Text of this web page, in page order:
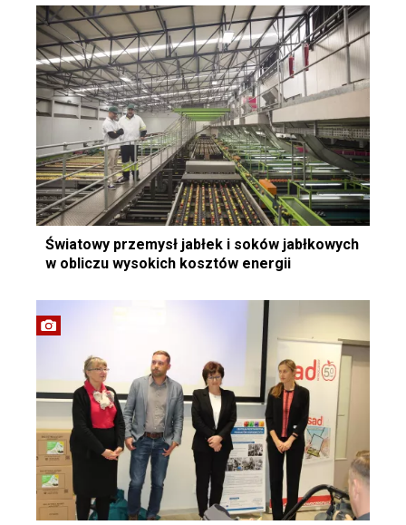
Światowy przemysł jabłek i soków jabłkowych
w obliczu wysokich kosztów energii